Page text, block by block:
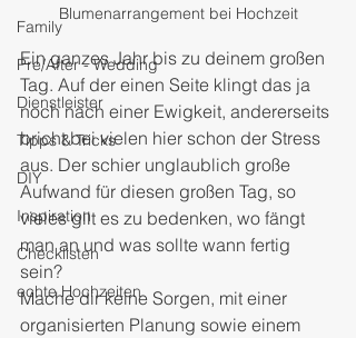
Family
Pre/After - Wedding
Dienstleister
Tipps & Tricks
DIY
Inspiration
Checklisten
echte Hochzeiten
Blumenarrangement bei Hochzeit
Ein ganzes Jahr bis zu deinem großen
Tag. Auf der einen Seite klingt das ja
noch nach einer Ewigkeit, andererseits
bricht bei vielen hier schon der Stress
aus. Der schier unglaublich große
Aufwand für diesen großen Tag, so
vieles gilt es zu bedenken, wo fängt
man an und was sollte wann fertig
sein?
Mache dir keine Sorgen, mit einer
organisierten Planung sowie einem